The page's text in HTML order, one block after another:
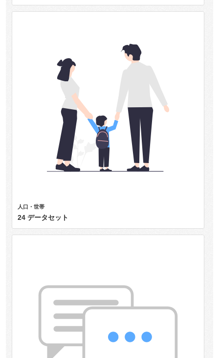
人口・世帯
24 データセット